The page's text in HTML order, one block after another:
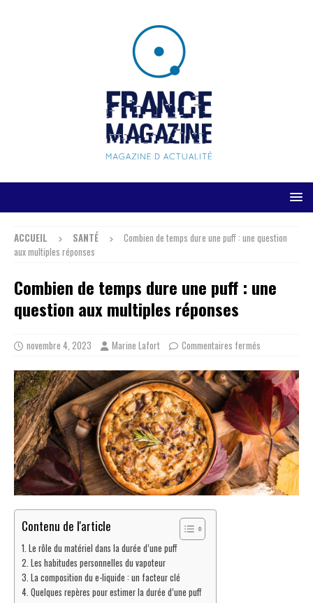
ACCUEIL SANTÉ
Combien de temps dure une puff : une question
aux multiples réponses
Combien de temps dure une puff : une
question aux multiples réponses
novembre 4, 2023 Marine Lafort Commentaires fermés
Contenu de l'article
Le rôle du matériel dans la durée d’une puff
Les habitudes personnelles du vapoteur
La composition du e-liquide : un facteur clé
Quelques repères pour estimer la durée d’une puff